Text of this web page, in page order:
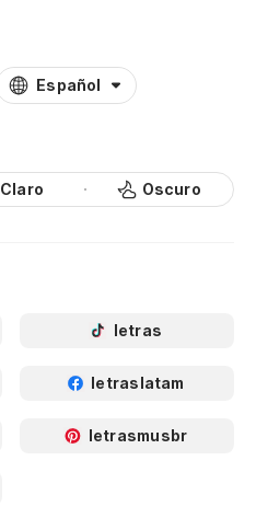
Español
Claro Oscuro
letras
letraslatam
letrasmusbr